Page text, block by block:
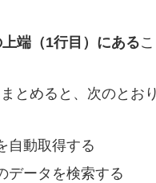
端（1行目）にある
とめると、次のとおり
自動取得する
データを検索する